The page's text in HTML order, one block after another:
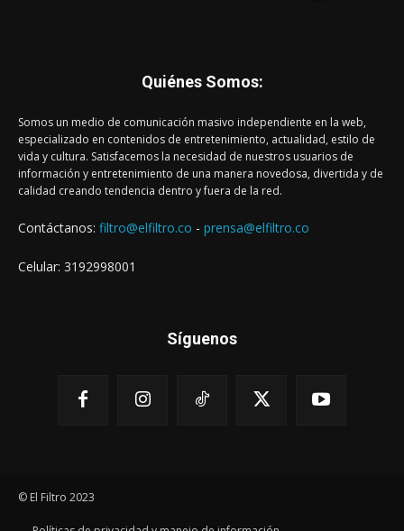
Quiénes Somos:
Somos un medio de comunicación masivo independiente en la web,
especializado en contenidos de entretenimiento, actualidad, estilo de
vida y cultura. Satisfacemos la necesidad de nuestros usuarios de
información y entretenimiento de una manera novedosa, divertida y de
calidad creando tendencia dentro y fuera de la red.
Contáctanos: filtro@elfiltro.co - prensa@elfiltro.co
Celular: 3192998001
Síguenos
© El Filtro 2023